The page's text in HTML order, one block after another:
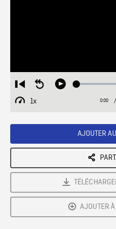
Restart
from
beginning
Seek
Play Loaded:
1x
Playback
Current
0:00 /
AJOUTER
AJOUTER